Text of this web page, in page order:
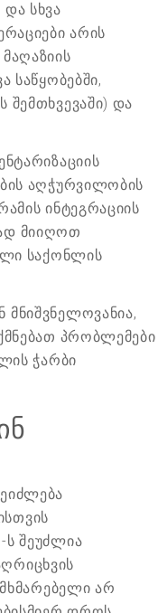
სხვა
არის
საწყობებში,
შემთხვევაში) და
აღჭურვილობის
ინტეგრაციის
მიიღოთ
საქონლის
პრობლემები
ჭარბი
ს შეუძლია
არ